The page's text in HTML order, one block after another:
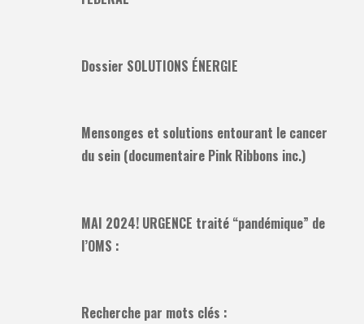
Dossier SOLUTIONS ÉNERGIE
Mensonges et solutions entourant le cancer
du sein (documentaire Pink Ribbons inc.)
MAI 2024! URGENCE traité “pandémique” de
l’OMS :
Recherche par mots clés :